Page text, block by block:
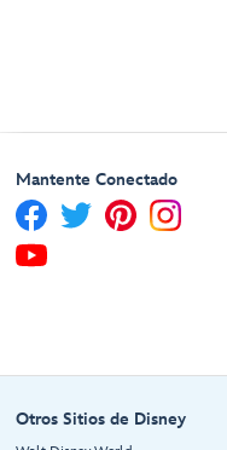
Mantente Conectado
Otros Sitios de Disney